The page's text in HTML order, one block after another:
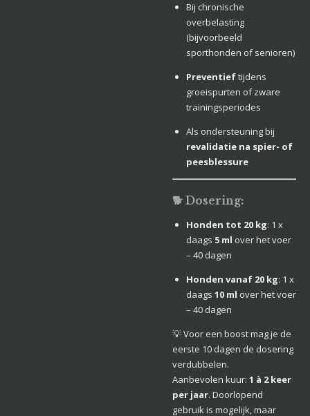
Bij chronische
overbelasting
(bijvoorbeeld
sporthonden of senioren)
Preventieftijdens
groeispurten of zware
trainingsperiodes
Als ondersteuning bij
revalidatie na spier- of
peesblessure
🐕 Dosering:
Honden tot 20 kg: 1 x
daags 5 ml over het voer
– 40 dagen
Honden vanaf 20 kg: 1 x
daags 10 ml over het voer
– 40 dagen
💡 Voor een boost mag je de
eerste 10 dagen de dosering
verdubbelen.
Aanbevolen kuur: 1 à 2 keer
per jaar. Doorlopend
gebruik is mogelijk, maar